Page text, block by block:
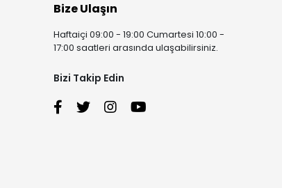
Bize Ulaşın
Haftaiçi 09:00 - 19:00 Cumartesi 10:00 -
17:00 saatleri arasında ulaşabilirsiniz.
Bizi Takip Edin